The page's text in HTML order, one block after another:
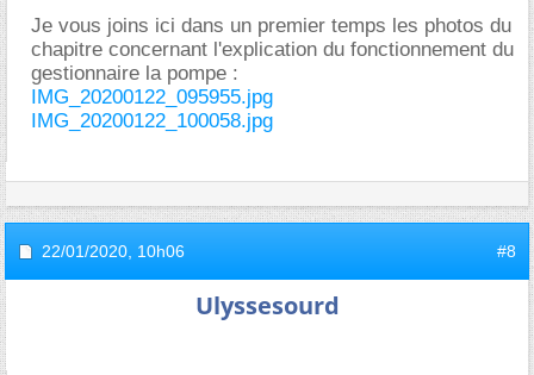
Je vous joins ici dans un premier temps les photos du
chapitre concernant l'explication du fonctionnement du
gestionnaire la pompe :
IMG_20200122_095955.jpg
IMG_20200122_100058.jpg
22/01/2020, 10h06 #8
Ulyssesourd